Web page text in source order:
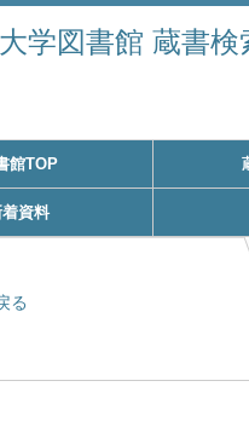
学図書館 蔵書検
館TOP
資料
る